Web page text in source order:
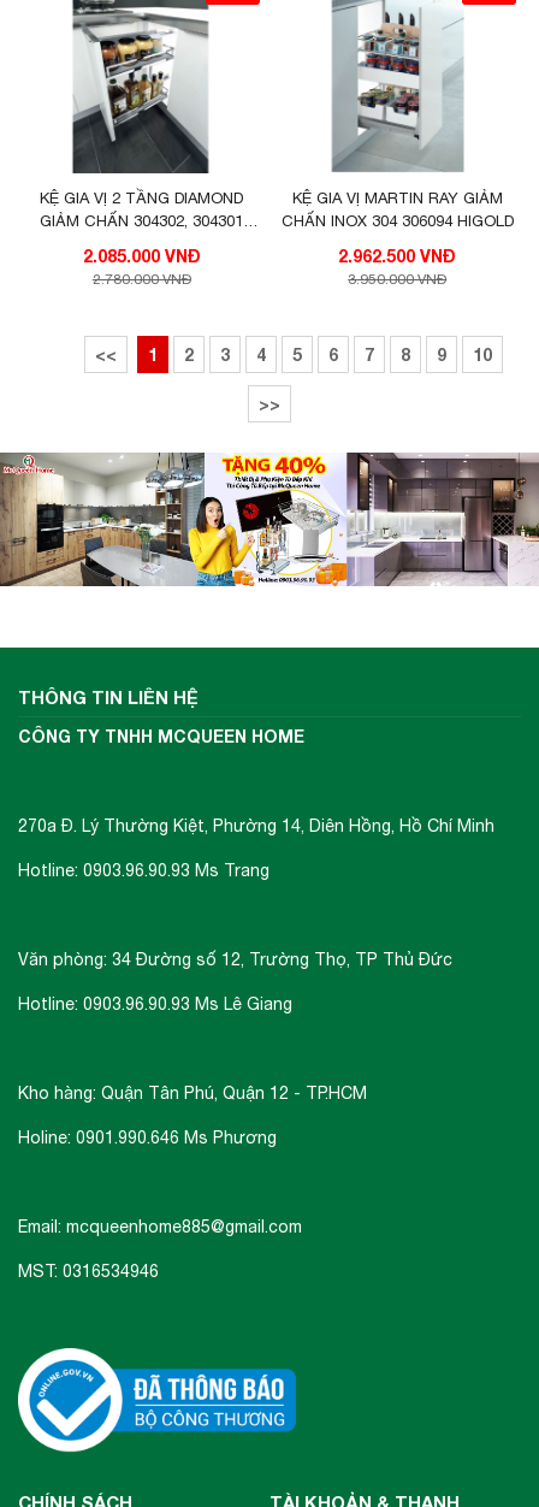
KỆ GIA VỊ 2 TẦNG DIAMOND
GIẢM CHẤN 304302, 304301
2.085.000 VNĐ
2.780.000 VNĐ
KỆ GIA VỊ MARTIN RAY GIẢM
CHẤN INOX 304 306094 HIGOLD
2.962.500 VNĐ
3.950.000 VNĐ
<< 1 2 3 4 5 6 7 8 9 10
>>
THÔNG TIN LIÊN HỆ
CÔNG TY TNHH MCQUEEN HOME
270a Đ. Lý Thường Kiệt, Phường 14, Diên Hồng, Hồ Chí Minh
Hotline: 0903.96.90.93 Ms Trang
Văn phòng: 34 Đường số 12, Trường Thọ, TP Thủ Đức
Hotline: 0903.96.90.93 Ms Lê Giang
Kho hàng: Quận Tân Phú, Quận 12 - TP.HCM
Holine: 0901.990.646 Ms Phương
Email: mcqueenhome885@gmail.com
MST: 0316534946
CHÍNH SÁCH TÀI KHOẢN & THANH